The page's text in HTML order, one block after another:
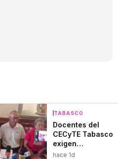
TABASCO
Docentes del
CECyTE Tabasco
exigen
basificación
hace 1d